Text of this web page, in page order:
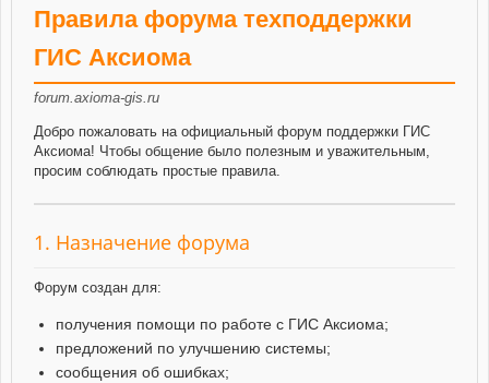
Правила форума техподдержки
ГИС Аксиома
forum.axioma-gis.ru
Добро пожаловать на официальный форум поддержки ГИС
Аксиома! Чтобы общение было полезным и уважительным,
просим соблюдать простые правила.
1. Назначение форума
Форум создан для:
получения помощи по работе с ГИС Аксиома;
предложений по улучшению системы;
сообщения об ошибках;